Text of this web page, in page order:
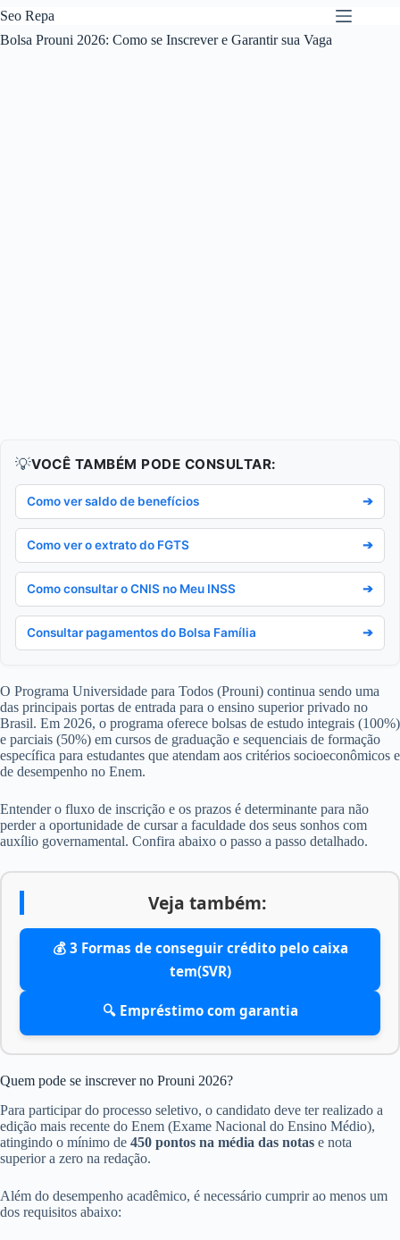
Pular
o
Seo Repa
Bolsa Prouni 2026: Como se Inscrever e Garantir sua Vaga
💡VOCÊ TAMBÉM PODE CONSULTAR:
Como ver saldo de benefícios ➔
Como ver o extrato do FGTS ➔
Como consultar o CNIS no Meu INSS ➔
Consultar pagamentos do Bolsa Família ➔
O Programa Universidade para Todos (Prouni) continua sendo uma
das principais portas de entrada para o ensino superior privado no
Brasil. Em 2026, o programa oferece bolsas de estudo integrais (100%)
e parciais (50%) em cursos de graduação e sequenciais de formação
específica para estudantes que atendam aos critérios socioeconômicos e
de desempenho no Enem.
Entender o fluxo de inscrição e os prazos é determinante para não
perder a oportunidade de cursar a faculdade dos seus sonhos com
auxílio governamental. Confira abaixo o passo a passo detalhado.
Veja também:
💰 3 Formas de conseguir crédito pelo caixa
tem(SVR)
🔍 Empréstimo com garantia
Quem pode se inscrever no Prouni 2026?
Para participar do processo seletivo, o candidato deve ter realizado a
edição mais recente do Enem (Exame Nacional do Ensino Médio),
atingindo o mínimo de 450 pontos na média das notas e nota
superior a zero na redação.
Além do desempenho acadêmico, é necessário cumprir ao menos um
dos requisitos abaixo: